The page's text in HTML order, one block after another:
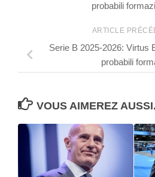
probabili
ARTICLE
Serie B 2025-2026: Virtus
probabili
VOUS AIMEREZ